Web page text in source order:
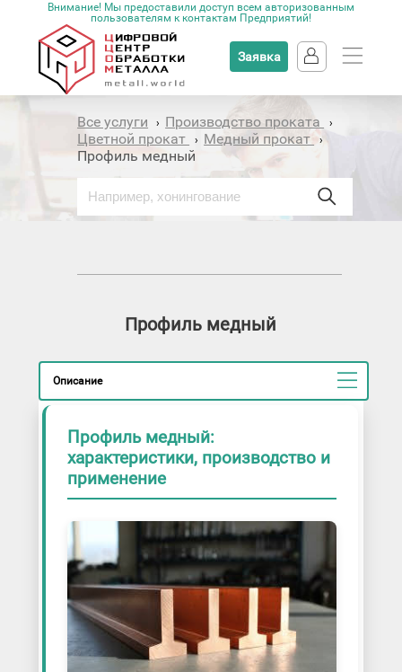
Внимание! Мы предоставили доступ всем авторизованным
пользователям к контактам Предприятий!
Заявка
Все услуги › Производство проката ›
Цветной прокат › Медный прокат ›
Профиль медный
Профиль медный
Описание
Профиль медный:
характеристики, производство и
применение